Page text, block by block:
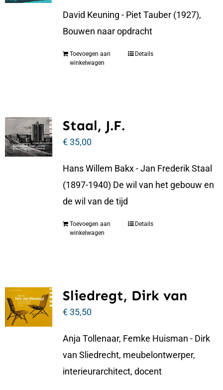
David Keuning - Piet Tauber (1927),
Bouwen naar opdracht
Toevoegen aan
winkelwagen
Details
Staal, J.F.
€35,00
Hans Willem Bakx - Jan Frederik Staal
(1897-1940) De wil van het gebouw en
de wil van de tijd
Toevoegen aan
winkelwagen
Details
Sliedregt, Dirk van
€35,50
Anja Tollenaar, Femke Huisman - Dirk
van Sliedrecht, meubelontwerper,
interieurarchitect, docent